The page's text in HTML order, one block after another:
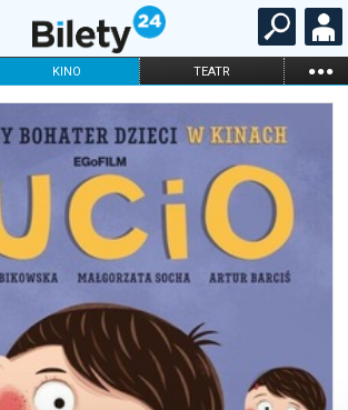
KINO TEATR ...
OPERA I BALET
ONLINE KARNETY